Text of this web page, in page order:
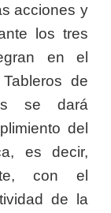
acciones y
los tres
en el
de
se dará
del
es decir,
con el
de la